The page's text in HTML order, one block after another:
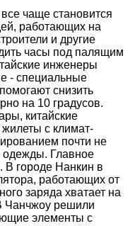
чаще становится
работающих на
и другие
часы под палящим
инженеры
- специальные
снизить
на 10 градусов.
китайские
с климат-
почти не
одежды. Главное
В городе Нанкин в
работающих от
заряда хватает на
Чанчжоу решили
элементы с